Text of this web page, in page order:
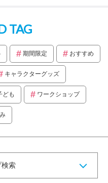
TAG
期間限定 おすすめ
キャラクターグッズ
ども ワークショップ
検索